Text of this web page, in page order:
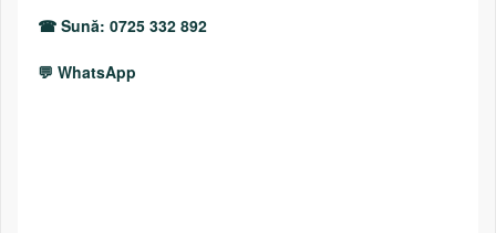
Sună: 0725 332 892
WhatsApp